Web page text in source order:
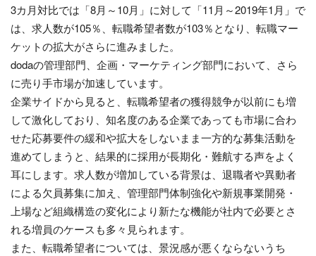
3カ月対比では「8月～10月」に対して「11月～2019年1月」で
は、求人数が105％、転職希望者数が103％となり、転職マー
ケットの拡大がさらに進みました。
dodaの管理部門、企画・マーケティング部門において、さら
に売り手市場が加速しています。
企業サイドから見ると、転職希望者の獲得競争が以前にも増
して激化しており、知名度のある企業であっても市場に合わ
せた応募要件の緩和や拡大をしないまま一方的な募集活動を
進めてしまうと、結果的に採用が長期化・難航する声をよく
耳にします。求人数が増加している背景は、退職者や異動者
による欠員募集に加え、管理部門体制強化や新規事業開発・
上場など組織構造の変化により新たな機能が社内で必要とさ
れる増員のケースも多々見られます。
また、転職希望者については、景況感が悪くならないうち